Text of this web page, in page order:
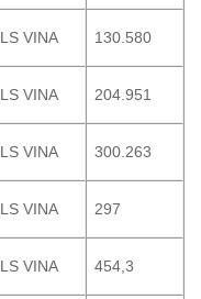
LS VINA 130.580
LS VINA 204.951
LS VINA 300.263
LS VINA 297
LS VINA 454,3